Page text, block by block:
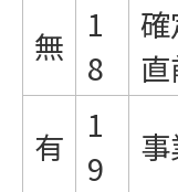
無 1
8
有 1
9